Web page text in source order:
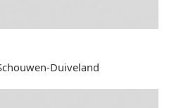
Duiveland